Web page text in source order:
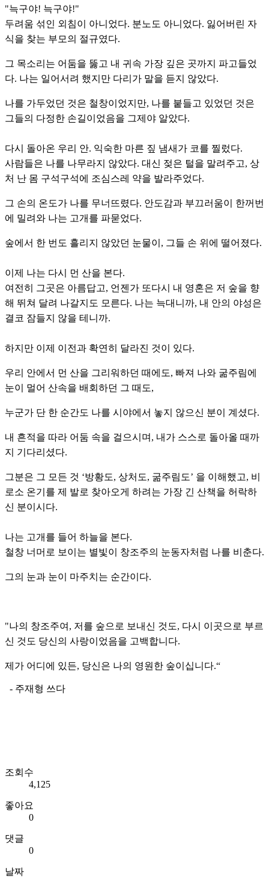
"늑구야! 늑구야!"
두려움 섞인 외침이 아니었다. 분노도 아니었다. 잃어버린 자
식을 찾는 부모의 절규였다.
그 목소리는 어둠을 뚫고 내 귀속 가장 깊은 곳까지 파고들었
다. 나는 일어서려 했지만 다리가 말을 듣지 않았다.
나를 가두었던 것은 철창이었지만, 나를 붙들고 있었던 것은
그들의 다정한 손길이었음을 그제야 알았다.
다시 돌아온 우리 안. 익숙한 마른 짚 냄새가 코를 찔렀다.
사람들은 나를 나무라지 않았다. 대신 젖은 털을 말려주고, 상
처 난 몸 구석구석에 조심스레 약을 발라주었다.
그 손의 온도가 나를 무너뜨렸다. 안도감과 부끄러움이 한꺼번
에 밀려와 나는 고개를 파묻었다.
숲에서 한 번도 흘리지 않았던 눈물이, 그들 손 위에 떨어졌다.
이제 나는 다시 먼 산을 본다.
여전히 그곳은 아름답고, 언젠가 또다시 내 영혼은 저 숲을 향
해 뛰쳐 달려 나갈지도 모른다. 나는 늑대니까, 내 안의 야성은
결코 잠들지 않을 테니까.
하지만 이제 이전과 확연히 달라진 것이 있다.
우리 안에서 먼 산을 그리워하던 때에도, 빠져 나와 굶주림에
눈이 멀어 산속을 배회하던 그 때도,
누군가 단 한 순간도 나를 시야에서 놓지 않으신 분이 계셨다.
내 흔적을 따라 어둠 속을 걸으시며, 내가 스스로 돌아올 때까
지 기다리셨다.
그분은 그 모든 것 ‘방황도, 상처도, 굶주림도’ 을 이해했고, 비
로소 온기를 제 발로 찾아오게 하려는 가장 긴 산책을 허락하
신 분이시다.
나는 고개를 들어 하늘을 본다.
철창 너머로 보이는 별빛이 창조주의 눈동자처럼 나를 비춘다.
그의 눈과 눈이 마주치는 순간이다.
"나의 창조주여, 저를 숲으로 보내신 것도, 다시 이곳으로 부르
신 것도 당신의 사랑이었음을 고백합니다.
제가 어디에 있든, 당신은 나의 영원한 숲이십니다.“
- 주재형 쓰다
조회수
4,125
좋아요
0
댓글
0
날짜